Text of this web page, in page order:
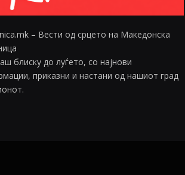
– Вести од срцето на Македонска
блиску до луѓето, со најнови
приказни и настани од нашиот град